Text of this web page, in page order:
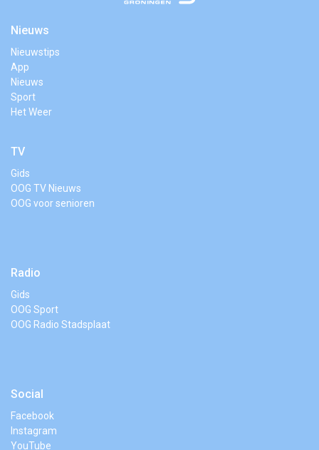
Nieuws
Nieuwstips
App
Nieuws
Sport
Het Weer
TV
Gids
OOG TV Nieuws
OOG voor senioren
Radio
Gids
OOG Sport
OOG Radio Stadsplaat
Social
Facebook
Instagram
YouTube